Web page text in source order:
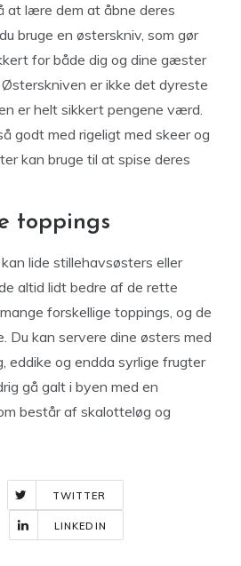
at lære dem at åbne deres
bruge en østerskniv, som gør
for både dig og dine gæster
er ikke det dyreste
er helt sikkert pengene værd.
godt med rigeligt med skeer og
kan bruge til at spise deres
toppings
lide stillehavsøsters eller
altid lidt bedre af de rette
forskellige toppings, og de
Du kan servere dine østers med
eddike og endda syrlige frugter
gå galt i byen med en
består af skalotteløg og
TWITTER
LINKEDIN